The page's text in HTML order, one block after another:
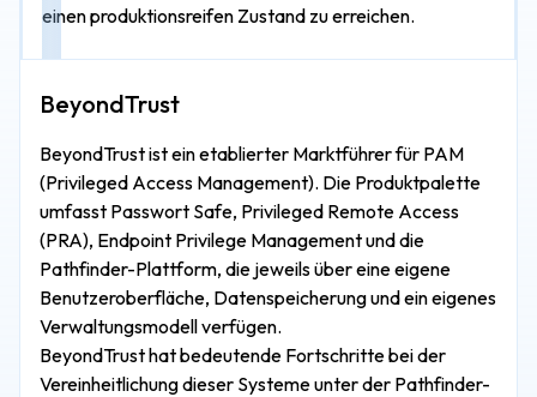
einen produktionsreifen Zustand zu erreichen.
BeyondTrust ist ein etablierter Marktführer für PAM
(Privileged Access Management). Die Produktpalette
umfasst Passwort Safe, Privileged Remote Access
(PRA), Endpoint Privilege Management und die
Pathfinder-Plattform, die jeweils über eine eigene
Benutzeroberfläche, Datenspeicherung und ein eigenes
Verwaltungsmodell verfügen.
BeyondTrust hat bedeutende Fortschritte bei der
Vereinheitlichung dieser Systeme unter der Pathfinder-